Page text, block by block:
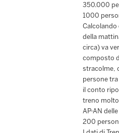
350.000
1000
Calcolando
della
circa) va
composto
stracolme,
persone
il conto
treno molto
AP-AN
200